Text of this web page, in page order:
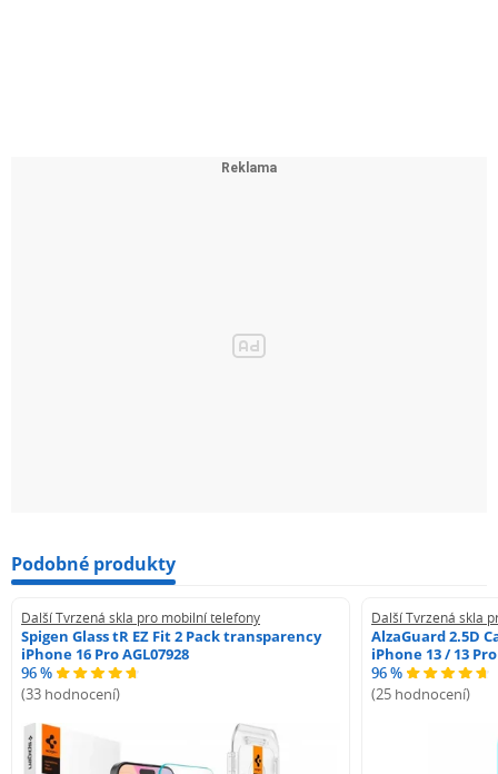
Podobné produkty
Další Tvrzená skla pro mobilní telefony
Spigen Glass tR EZ Fit 2 Pack transparency
iPhone 16 Pro AGL07928
96 %
(33 hodnocení)
Další Tvrzená skla
AlzaGuard 2.5D
iPhone 13 / 13 Pro
96 %
(25 hodnocení)